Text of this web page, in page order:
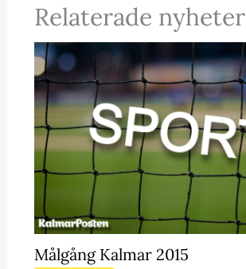
Relaterade nyheter
Målgång Kalmar 2015